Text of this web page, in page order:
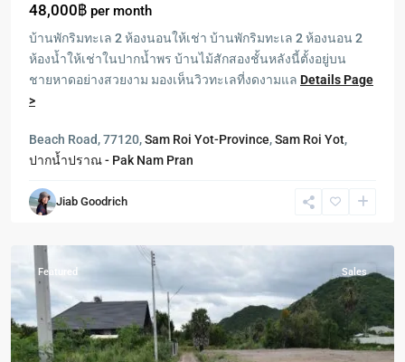
48,000฿ per month
บ้านพักริมทะเล 2 ห้องนอนให้เช่า บ้านพักริมทะเล 2 ห้องนอน 2
ห้องน้ำให้เช่าในปากน้ำพร บ้านไม้สักสองชั้นหลังนี้ตั้งอยู่บน
ชายหาดอย่างสวยงาม มองเห็นวิวทะเลที่งดงามแล Details Page
>
Beach Road, 77120,Sam Roi Yot-Province,Sam Roi Yot,
ปากน้ำปราณ - Pak Nam Pran
Jiab Goodrich
Pranburi
ปราณ
-
Pak
Nam
Featured Sales